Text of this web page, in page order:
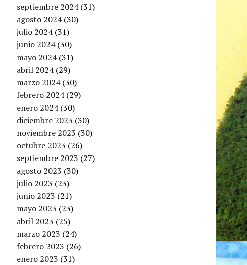
septiembre 2024(31)
agosto 2024(30)
julio 2024(31)
junio 2024(30)
mayo 2024(31)
abril 2024(29)
marzo 2024(30)
febrero 2024(29)
enero 2024(30)
diciembre 2023 (30)
noviembre 2023 (30)
octubre 2023 (26)
septiembre 2023 (27)
agosto 2023 (30)
julio 2023 (23)
junio 2023 (21)
mayo 2023 (23)
abril 2023 (25)
marzo 2023 (24)
febrero 2023 (26)
enero 2023 (31)